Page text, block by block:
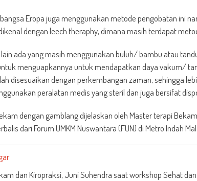
Eropa juga menggunakan metode pengobatan ini
dengan leech theraphy, dimana masih terdapat
ada yang masih menggunakan buluh/ bambu atau
menguapkannya untuk mendapatkan daya vakum/
disesuaikan dengan perkembangan zaman, sehingga
peralatan medis yang steril dan juga bersifat
dengan gamblang dijelaskan oleh Master terapi
dari Forum UMKM Nuswantara (FUN) di Metro Indah
dan Kiropraksi, Juni Suhendra saat workshop Sehat